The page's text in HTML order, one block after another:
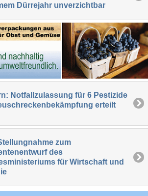
Dürrejahr unverzichtbar
Notfallzulassung für 6 Pestizide
erteilt
zum
des
für Wirtschaft und